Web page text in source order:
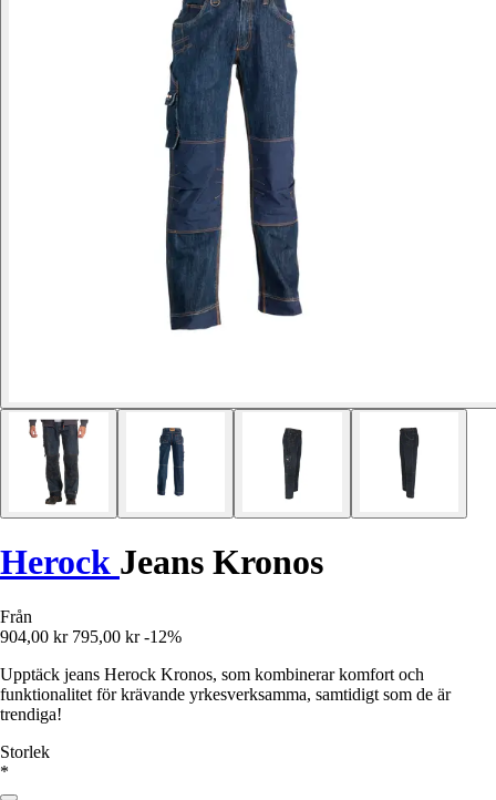
Herock Jeans Kronos
Från
904,00 kr 795,00 kr -12%
Upptäck jeans Herock Kronos, som kombinerar komfort och
funktionalitet för krävande yrkesverksamma, samtidigt som de är
trendiga!
Storlek
*